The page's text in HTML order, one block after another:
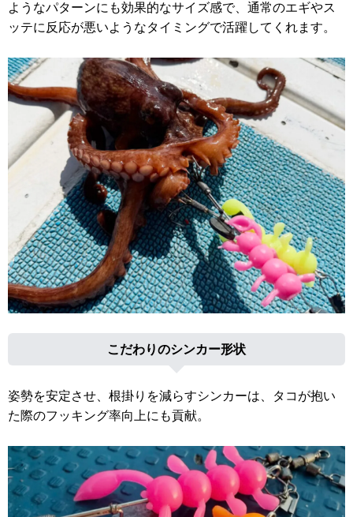
ようなパターンにも効果的なサイズ感で、通常のエギやス
ッテに反応が悪いようなタイミングで活躍してくれます。
こだわりのシンカー形状
姿勢を安定させ、根掛りを減らすシンカーは、タコが抱い
た際のフッキング率向上にも貢献。